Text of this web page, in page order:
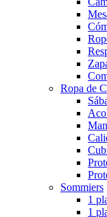
Ropa de
Sommiers
1
1